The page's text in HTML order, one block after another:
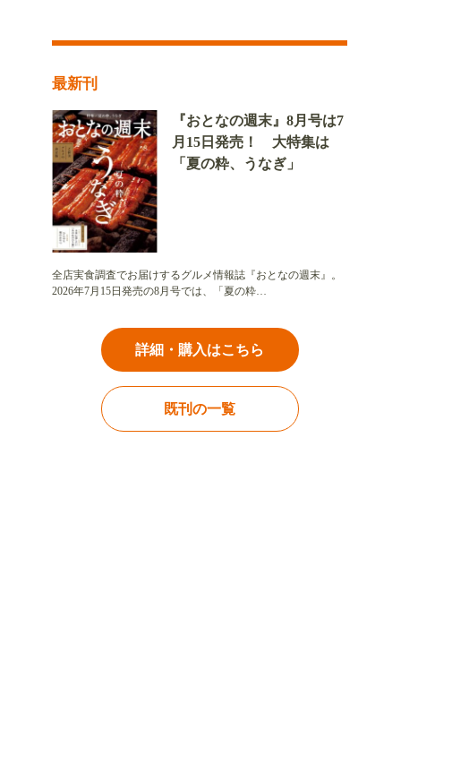
最新刊
『おとなの週末』8月号は7
月15日発売！ 大特集は
「夏の粋、うなぎ」
全店実食調査でお届けするグルメ情報誌『おとなの週末』。
2026年7月15日発売の8月号では、「夏の粋…
詳細・購入はこちら
既刊の一覧